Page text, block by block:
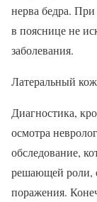
нерва бедра.
в пояснице не
заболевания.
Латеральный
Диагностика,
осмотра
обследование,
решающей роли,
поражения.